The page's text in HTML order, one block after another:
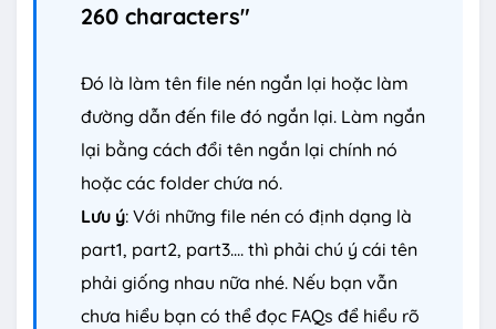
260 characters"
Đó là làm tên file nén ngắn lại hoặc làm
đường dẫn đến file đó ngắn lại. Làm ngắn
lại bằng cách đổi tên ngắn lại chính nó
hoặc các folder chứa nó.
Lưu ý: Với những file nén có định dạng là
part1, part2, part3.... thì phải chú ý cái tên
phải giống nhau nữa nhé. Nếu bạn vẫn
chưa hiểu bạn có thể đọc FAQs để hiểu rõ